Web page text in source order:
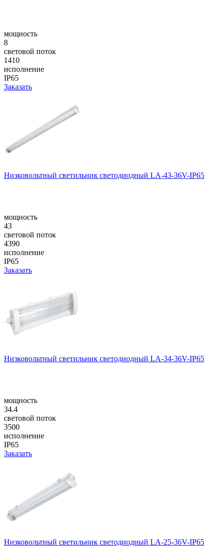
мощность
8
световой поток
1410
исполнение
IP65
Заказать
Низковольтный светильник светодиодный LA-43-36V-IP65
мощность
43
световой поток
4390
исполнение
IP65
Заказать
Низковольтный светильник светодиодный LA-34-36V-IP65
мощность
34.4
световой поток
3500
исполнение
IP65
Заказать
Низковольтный светильник светодиодный LA-25-36V-IP65